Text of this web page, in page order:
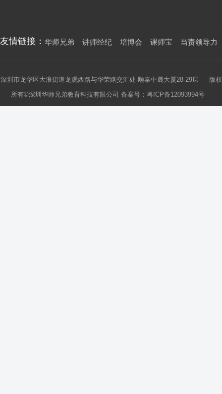
友情链接： 华师兄弟 讲师经纪 培博会 课师宝 当责领导力
深圳市龙华区大浪街道龙观西路与华荣路交汇处-顺泰中晟大厦28-29层 版权
所有©深圳华师兄弟教育科技有限公司 备案号： 粤ICP备12093994号